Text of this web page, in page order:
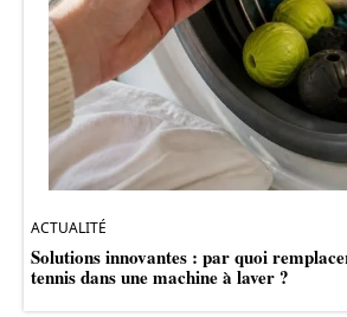
ACTUALITÉ
Solutions innovantes : par quoi
tennis dans une machine à laver ?